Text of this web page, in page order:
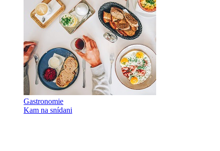
Gastronomie
Kam na snídani